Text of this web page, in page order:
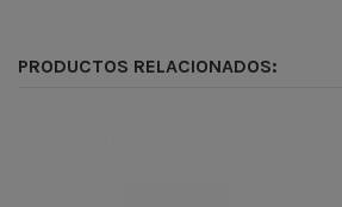
Codigo
PRODUCTOS RELACIONADOS: